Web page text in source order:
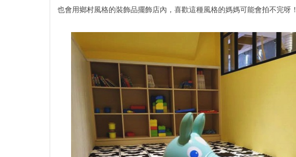
也會用鄉村風格的裝飾品擺飾店內，喜歡這種風格的媽媽可能會拍不完呀！